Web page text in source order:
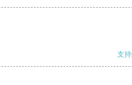
支持